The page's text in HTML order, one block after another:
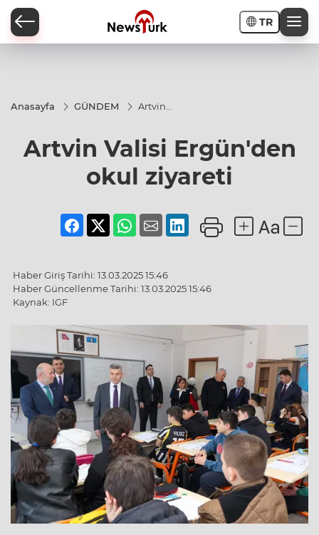
TR
Anasayfa GÜNDEM
Artvin
okul
ziyareti
Artvin Valisi Ergün'den
okul ziyareti
Haber Giriş Tarihi: 13.03.2025 15:46
Haber Güncellenme Tarihi: 13.03.2025 15:46
Kaynak: IGF